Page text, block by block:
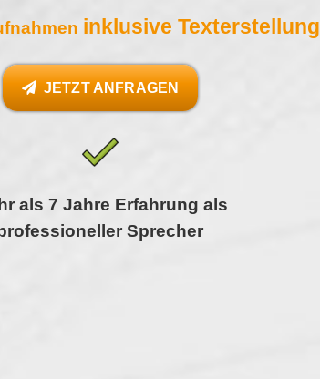
inklusive Texterstellung
JETZT ANFRAGEN
als 7 Jahre Erfahrung als
Sprecher